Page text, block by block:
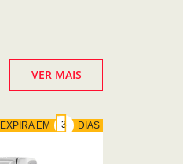
VER MAIS
EXPIRA EM DIAS